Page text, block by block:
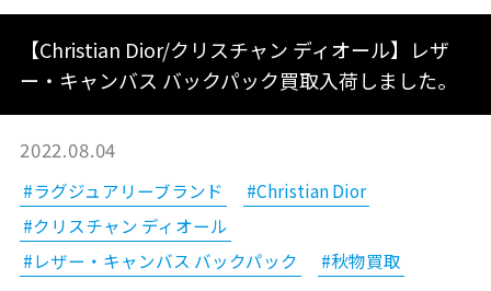
【Christian Dior/クリスチャン ディオール】レザ
ー・キャンバス バックパック買取入荷しました。
2022.08.04
#ラグジュアリーブランド
#Christian Dior
#クリスチャン ディオール
#レザー・キャンバス バックパック
#秋物買取